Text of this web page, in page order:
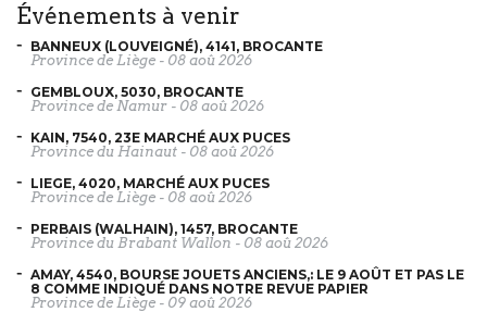
événements à venir
BANNEUX (LOUVEIGNÉ), 4141, BROCANTE
Province de Liège - 08 aoû 2026
GEMBLOUX, 5030, BROCANTE
Province de Namur - 08 aoû 2026
KAIN, 7540, 23E MARCHÉ AUX PUCES
Province du Hainaut - 08 aoû 2026
LIEGE, 4020, MARCHÉ AUX PUCES
Province de Liège - 08 aoû 2026
PERBAIS (WALHAIN), 1457, BROCANTE
Province du Brabant Wallon - 08 aoû 2026
AMAY, 4540, BOURSE JOUETS ANCIENS,: LE 9 AOÛT ET PAS LE
8 COMME INDIQUÉ DANS NOTRE REVUE PAPIER
Province de Liège - 09 aoû 2026